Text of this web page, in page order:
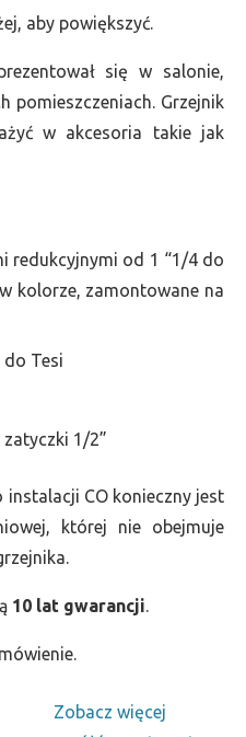
aby powiększyć.
się w salonie,
pomieszczeniach. Grzejnik
w akcesoria takie jak
redukcyjnymi od 1 “1/4 do
kolorze, zamontowane na
do Tesi
1/2”
instalacji CO konieczny jest
której nie obejmuje
10 lat gwarancji.
Zobacz więcej